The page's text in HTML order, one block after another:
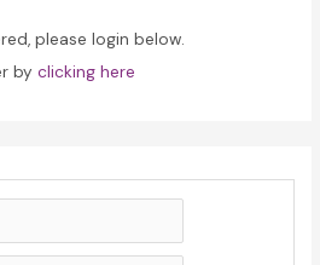
please login below.
byclicking here